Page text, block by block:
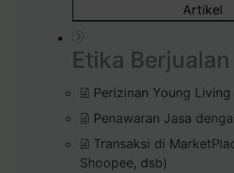
Artikel
Etika Berjualan
Perizinan Young
Penawaran Jasa
Transaksi di
Shoopee, dsb)